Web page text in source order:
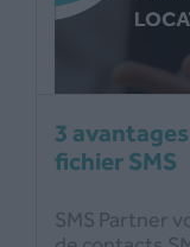
3
fichier SMS
SMS Partner